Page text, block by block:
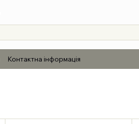
Контактна інформація